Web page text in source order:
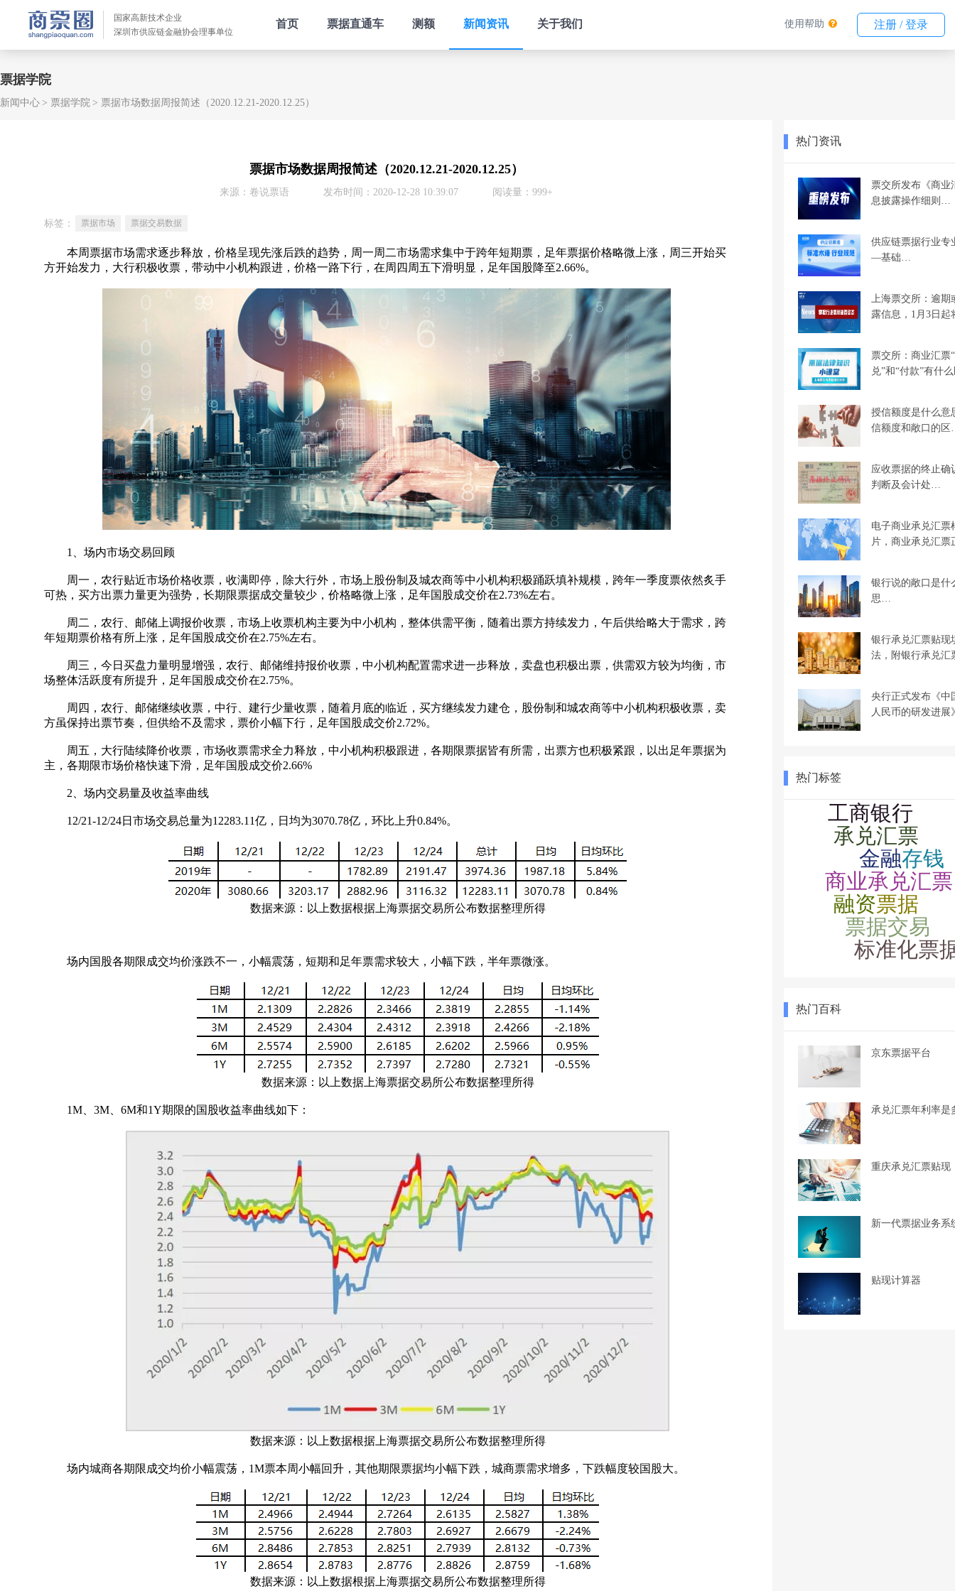
国家高新技术企业
深圳市供应链金融协会理事单位
首页 票据直通车 测额 新闻资讯 关于我们 使用帮助 注册 / 登录
票据学院
新闻中心 票据学院 票据市场数据周报简述（2020.12.21-2020.12.25）
票据市场数据周报简述（2020.12.21-2020.12.25）
来源：卷说票语 发布时间：2020-12-28 10:39:07 阅读量：999+
标签： 票据市场 票据交易数据
本周票据市场需求逐步释放，价格呈现先涨后跌的趋势，周一周二市场需求集中于跨年短期票，足年票据价格略微上涨，周三开始买
方开始发力，大行积极收票，带动中小机构跟进，价格一路下行，在周四周五下滑明显，足年国股降至2.66%。
1、场内市场交易回顾
周一，农行贴近市场价格收票，收满即停，除大行外，市场上股份制及城农商等中小机构积极踊跃填补规模，跨年一季度票依然炙手
可热，买方出票力量更为强势，长期限票据成交量较少，价格略微上涨，足年国股成交价在2.73%左右。
周二，农行、邮储上调报价收票，市场上收票机构主要为中小机构，整体供需平衡，随着出票方持续发力，午后供给略大于需求，跨
年短期票价格有所上涨，足年国股成交价在2.75%左右。
周三，今日买盘力量明显增强，农行、邮储维持报价收票，中小机构配置需求进一步释放，卖盘也积极出票，供需双方较为均衡，市
场整体活跃度有所提升，足年国股成交价在2.75%。
周四，农行、邮储继续收票，中行、建行少量收票，随着月底的临近，买方继续发力建仓，股份制和城农商等中小机构积极收票，卖
方虽保持出票节奏，但供给不及需求，票价小幅下行，足年国股成交价2.72%。
周五，大行陆续降价收票，市场收票需求全力释放，中小机构积极跟进，各期限票据皆有所需，出票方也积极紧跟，以出足年票据为
主，各期限市场价格快速下滑，足年国股成交价2.66%
2、场内交易量及收益率曲线
12/21-12/24日市场交易总量为12283.11亿，日均为3070.78亿，环比上升0.84%。
数据来源：以上数据根据上海票据交易所公布数据整理所得
场内国股各期限成交均价涨跌不一，小幅震荡，短期和足年票需求较大，小幅下跌，半年票微涨。
数据来源：以上数据上海票据交易所公布数据整理所得
1M、3M、6M和1Y期限的国股收益率曲线如下：
数据来源：以上数据根据上海票据交易所公布数据整理所得
场内城商各期限成交均价小幅震荡，1M票本周小幅回升，其他期限票据均小幅下跌，城商票需求增多，下跌幅度较国股大。
数据来源：以上数据根据上海票据交易所公布数据整理所得
热门资讯
票交所发布《商业
息披露操作细则…
供应链票据行业专
—基础…
上海票交所：逾期
露信息，1月3日
票交所：商业汇票
兑”和“付款”有什
授信额度是什么意
信额度和敞口的
应收票据的终止确
判断及会计处…
电子商业承兑汇票
片，商业承兑汇
银行说的敞口是什
思…
银行承兑汇票贴现
法，附银行承兑
央行正式发布《中
人民币的研发进
热门标签
热门百科
京东票据平台
承兑汇票年利率是
重庆承兑汇票贴现
新一代票据业务系
贴现计算器